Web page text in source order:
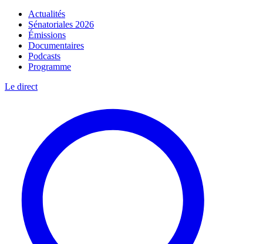
Actualités
Sénatoriales 2026
Émissions
Documentaires
Podcasts
Programme
Le direct